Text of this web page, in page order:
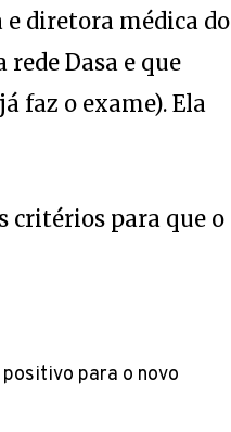
diretora médica do
Dasa e que
faz o exame). Ela
critérios para que o
para o novo